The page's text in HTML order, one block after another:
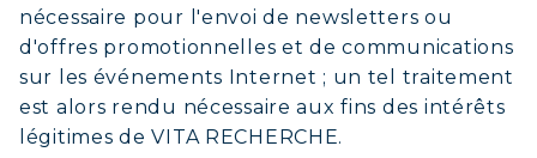
nécessaire pour l'envoi de newsletters ou
d'offres promotionnelles et de communications
sur les événements Internet ; un tel traitement
est alors rendu nécessaire aux fins des intérêts
légitimes de VITA RECHERCHE.